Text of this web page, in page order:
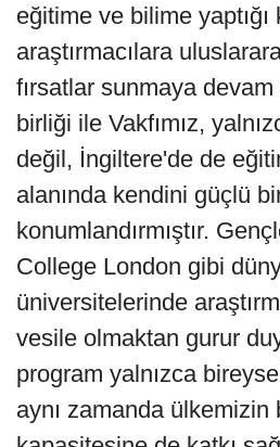
eğitime ve bilime yaptığı
araştırmacılara
fırsatlar sunmaya
birliği ile Vakfımız,
değil, İngiltere'de de
alanında kendini güçlü
konumlandırmıştır.
College London gibi
üniversitelerinde
vesile olmaktan gurur
program yalnızca
aynı zamanda ülkemizin